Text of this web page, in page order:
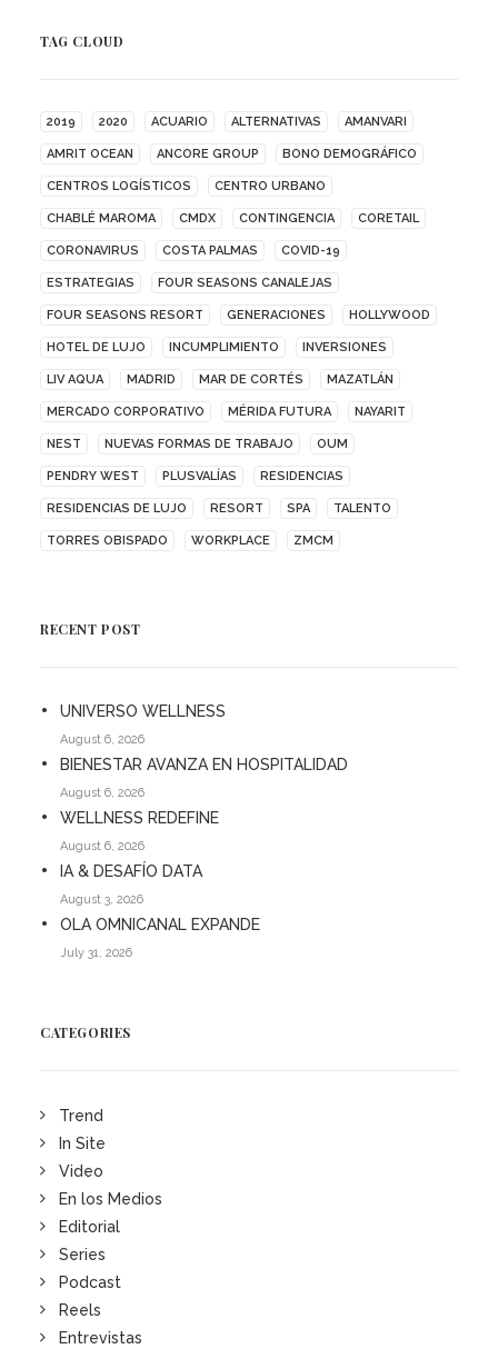
TAG CLOUD
2019 2020 ACUARIO ALTERNATIVAS AMANVARI
AMRIT OCEAN ANCORE GROUP BONO DEMOGRÁFICO
CENTROS LOGÍSTICOS CENTRO URBANO
CHABLÉ MAROMA CMDX CONTINGENCIA CORETAIL
CORONAVIRUS COSTA PALMAS COVID-19
ESTRATEGIAS FOUR SEASONS CANALEJAS
FOUR SEASONS RESORT GENERACIONES HOLLYWOOD
HOTEL DE LUJO INCUMPLIMIENTO INVERSIONES
LIV AQUA MADRID MAR DE CORTÉS MAZATLÁN
MERCADO CORPORATIVO MÉRIDA FUTURA NAYARIT
NEST NUEVAS FORMAS DE TRABAJO OUM
PENDRY WEST PLUSVALÍAS RESIDENCIAS
RESIDENCIAS DE LUJO RESORT SPA TALENTO
TORRES OBISPADO WORKPLACE ZMCM
RECENT POST
UNIVERSO WELLNESS
August 6, 2026
BIENESTAR AVANZA EN HOSPITALIDAD
August 6, 2026
WELLNESS REDEFINE
August 6, 2026
IA & DESAFÍO DATA
August 3, 2026
OLA OMNICANAL EXPANDE
July 31, 2026
CATEGORIES
Trend
In Site
Video
En los Medios
Editorial
Series
Podcast
Reels
Entrevistas